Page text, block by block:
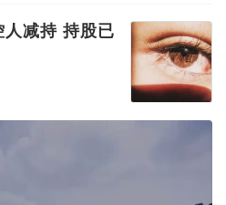
人减持 持股已